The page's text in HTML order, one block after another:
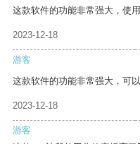
这款软件的功能非常强大，使
2023-12-18
游客
这款软件的功能非常强大，可
2023-12-18
游客